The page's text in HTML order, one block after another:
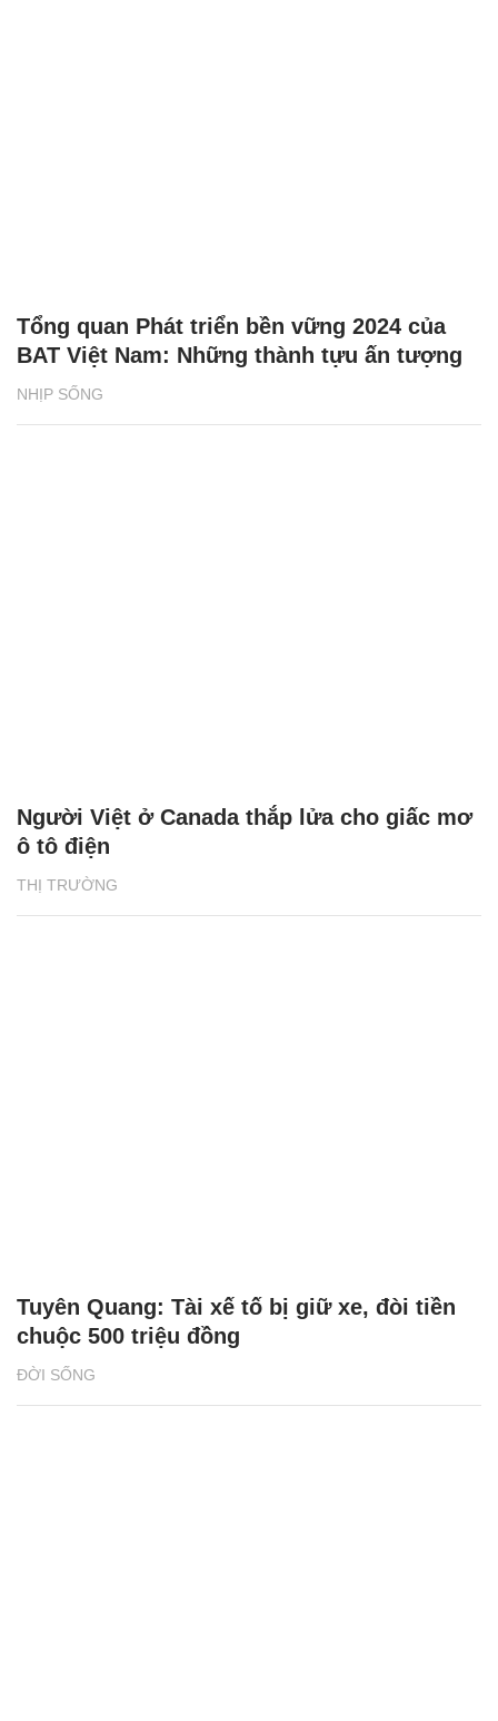
NHỊP SỐNG
Tổng quan Phát triển bền vững 2024 của
BAT Việt Nam: Những thành tựu ấn tượng
THỊ TRƯỜNG
Người Việt ở Canada thắp lửa cho giấc mơ
ô tô điện
ĐỜI SỐNG
Tuyên Quang: Tài xế tố bị giữ xe, đòi tiền
chuộc 500 triệu đồng